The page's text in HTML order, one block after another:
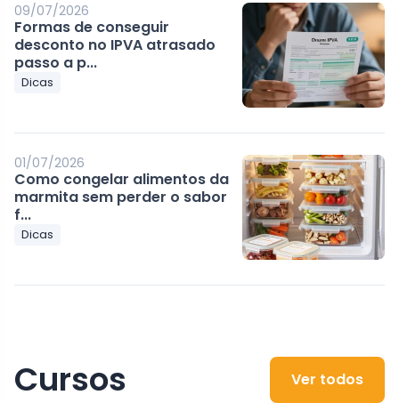
09/07/2026
Formas de conseguir
desconto no IPVA atrasado
passo a p...
Dicas
01/07/2026
Como congelar alimentos da
marmita sem perder o sabor
f...
Dicas
Cursos Ver todos